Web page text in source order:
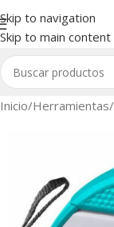
Skip to navigation
Skip to main content
Inicio/Herramientas/